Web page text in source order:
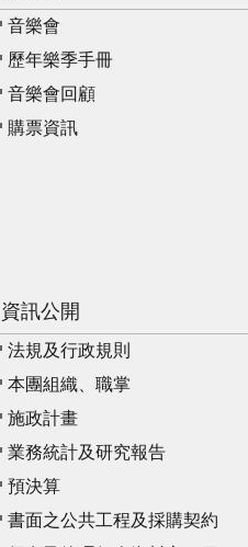
音樂會
歷年樂季手冊
音樂會回顧
購票資訊
資訊公開
法規及行政規則
本團組織、職掌
施政計畫
業務統計及研究報告
預決算
書面之公共工程及採購契約